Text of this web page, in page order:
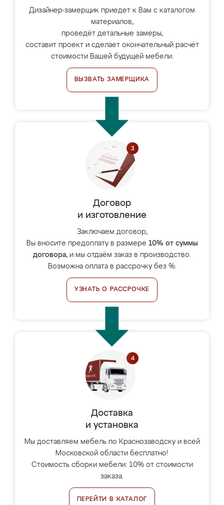
Дизайнер-замерщик приедет к Вам с каталогом
материалов,
проведёт детальные замеры,
составит проект и сделает окончательный расчёт
стоимости Вашей будущей мебели.
ВЫЗВАТЬ ЗАМЕРЩИКА
Договор
и изготовление
Заключаем договор,
Вы вносите предоплату в размере 10% от суммы
договора, и мы отдаём заказ в производство.
Возможна оплата в рассрочку без %.
УЗНАТЬ О РАССРОЧКЕ
Доставка
и установка
Мы доставляем мебель по Краснозаводску и всей
Московской области бесплатно!
Стоимость сборки мебели: 10% от стоимости
заказа.
ПЕРЕЙТИ В КАТАЛОГ